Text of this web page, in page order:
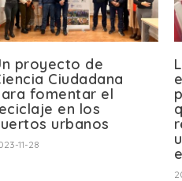
proyecto de
Ciudadana
fomentar el
en los
urbanos
11-28